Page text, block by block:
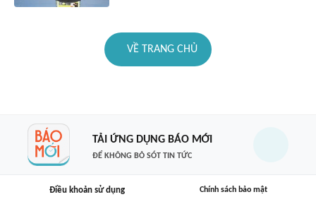
VỀ TRANG CHỦ
TẢI ỨNG DỤNG BÁO MỚI
ĐỂ KHÔNG BỎ SÓT TIN TỨC
Điều khoản sử dụng Chính sách bảo mật